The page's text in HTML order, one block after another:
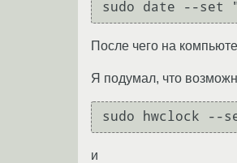
После чего на
Я подумал, что
sudo hwclock --
и